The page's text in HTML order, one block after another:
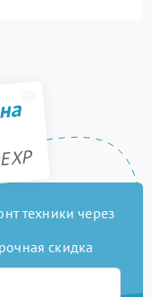
техники через
скидка